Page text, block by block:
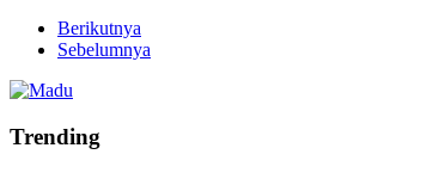
Berikutnya
Sebelumnya
Trending